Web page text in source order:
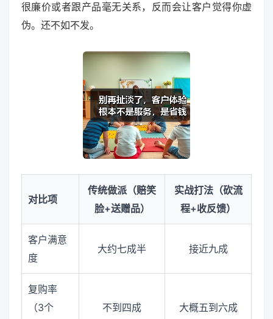
很廉价或者跟产品毫无关系，反而会让客户觉得你虚
伪。还不如不发。
对比项
传统做派（赔笑
脸+送赠品）
实战打法（砍流
程+收反馈）
客户满意
度
大约七成半 接近九成
复购率
（3个
不到四成 大概五到六成